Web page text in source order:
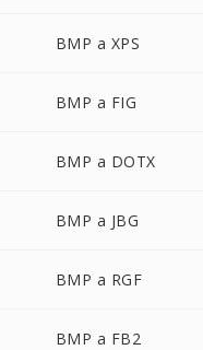
BMP a XPS
BMP a FIG
BMP a DOTX
BMP a JBG
BMP a RGF
BMP a FB2